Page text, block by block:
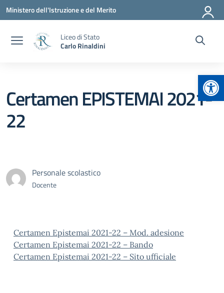
Vai ai contenuti
Vai al menu di navigazione
Vai al footer
Ministero dell'Istruzione e del Merito
Liceo di Stato
Carlo Rinaldini
Certamen EPISTEMAI 2021-
22
Personale scolastico
Docente
Certamen Epistemai 2021-22 – Mod. adesione
Certamen Epistemai 2021-22 – Bando
Certamen Epistemai 2021-22 – Sito ufficiale